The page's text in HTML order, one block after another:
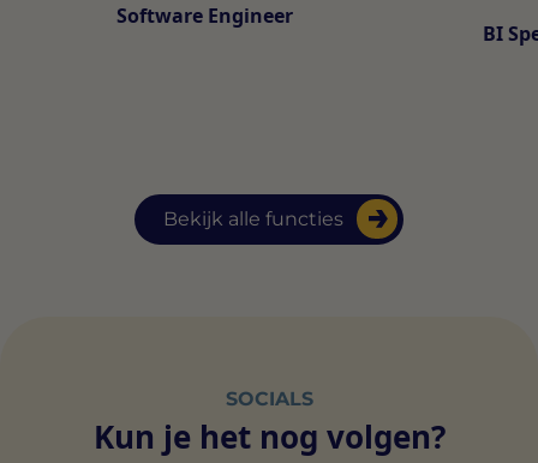
Bekijk alle functies
Software Engineer
BI
SOCIALS
Kun je het nog volgen?